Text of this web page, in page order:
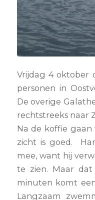
Vrijdag 4 oktober
personen in
De overige
rechtstreeks naar
Na de koffie
zicht is goed.
mee, want hij
te zien. Maar
minuten komt
Langzaam